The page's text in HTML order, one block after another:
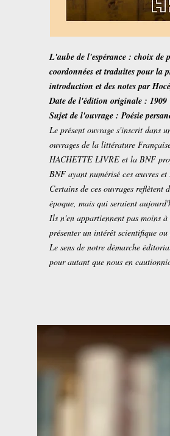
L'aube de l'espérance : choix de
coordonnées et traduites pour la
introduction et des notes par
Date de l'édition originale : 1909
Sujet de l'ouvrage : Poésie
Le présent ouvrage s'inscrit dans
ouvrages de la littérature
HACHETTE LIVRE et la BNF
BNF ayant numérisé ces œuvres
Certains de ces ouvrages reflètent
époque, mais qui seraient
Ils n'en appartiennent pas moins
présenter un intérêt scientifique
Le sens de notre démarche
pour autant que nous en